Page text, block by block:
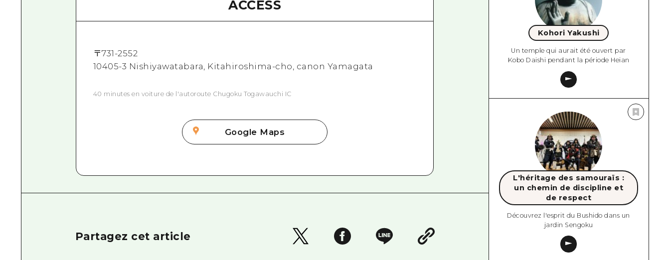
ACCESS
〒731-2552
10405-3 Nishiyawatabara, Kitahiroshima-cho, canon Yamagata
40 minutes en voiture de l'autoroute Chugoku Togawauchi IC
Google Maps
Partagez cet article
Kohori Yakushi
Un temple qui aurait été ouvert par
Kobo Daishi pendant la période Heian
L'héritage des samouraïs :
un chemin de discipline et
de respect
Découvrez l'esprit du Bushido dans un
jardin Sengoku